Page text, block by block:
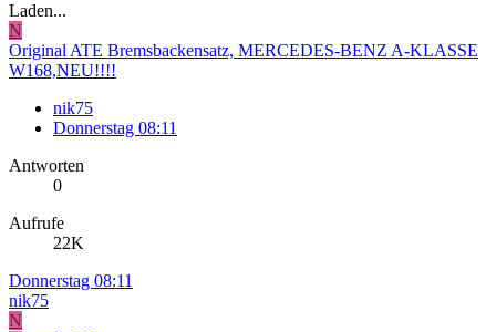
Laden...
N
Original ATE Bremsbackensatz, MERCEDES-BENZ A-KLASSE
W168,NEU!!!!
nik75
Donnerstag 08:11
Antworten
0
Aufrufe
22K
Donnerstag 08:11
nik75
N